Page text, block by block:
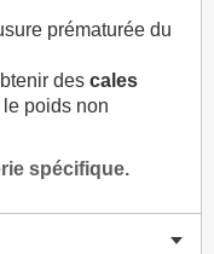
prématurée du
des cales
le poids non
spécifique.